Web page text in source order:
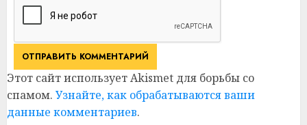
Этот сайт использует Akismet для борьбы со
спамом. Узнайте, как обрабатываются ваши
данные комментариев.